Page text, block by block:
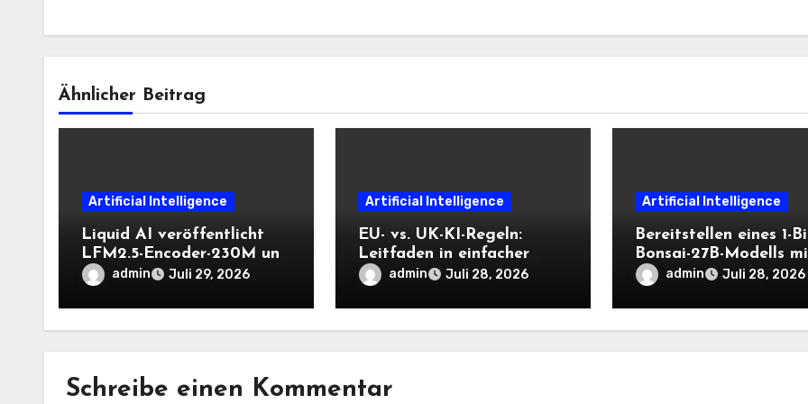
Ähnlicher Beitrag
Artificial Intelligence
Liquid AI veröffentlicht
LFM2.5-Encoder-230M und
LFM2.5-Encoder-350M:
Bidirektionale Encoder, die
bei 8K-Kontext auf der
CPU schnell bleiben
admin Juli 29, 2026
Artificial Intelligence
EU- vs. UK-KI-Regeln:
Leitfaden in einfacher
englischer Sprache
admin Juli 28, 2026
Artificial Intelligence
Bereitstellen eines 1-
Bonsai-27B-Modells
PrismML llama.cpp und
OpenAI-kompatiblen
lokalen Inferenz-
admin Juli 28, 2026
Schreibe einen Kommentar